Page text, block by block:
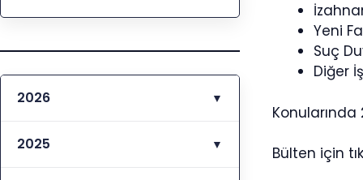
Yeni
Suç
Diğer
Konularında
Bülten için
2026 ▼
2025 ▼